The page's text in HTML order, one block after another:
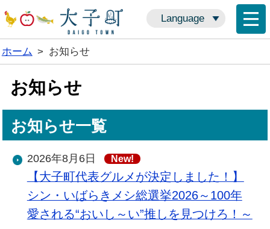
Language
ホーム > お知らせ
お知らせ
お知らせ一覧
2026年8月6日 New!
【大子町代表グルメが決定しました！】
シン・いばらきメシ総選挙2026～100年
愛される“おいし～い”推しを見つけろ！～